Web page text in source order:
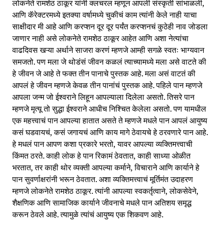
लोकनेते रामशेठ ठाकूर यांनी क्लचरल म्हणून आपली संस्कृती सांभाळली,
आणि कॅरेक्टरमध्ये इतक्या वर्षामध्ये चुकीचं काम त्यांनी केले नाही याचा
साक्षीदार मी आहे आणि करप्शन दूर दूर पर्यंत करप्शनचं कुठेही नाव जोडला
जाणार नाही असे लोकनेते रामशेठ ठाकूर आहेत आणि अशा नेत्यांचा
वाढदिवस खऱ्या अर्थाने साजरा करणं म्हणजे आम्ही सगळे स्वतः भाग्यवान
समजतो. पण मला जे थोडंसं जीवन कळलं त्याच्यामध्ये मला असे वाटते की
हे जीवन जे आहे ते फक्त तीन पानाचे पुस्तक आहे. मला असं वाटतं की
आपलं हे जीवन म्हणजे केवळ तीन पानांचं पुस्तक आहे. पहिले पान म्हणजे
आपला जन्म जो ईश्वराने लिहून आपल्याला दिलेला असतो. तिसरे पान
म्हणजे मृत्यू तो सुद्धा ईश्वराने आधीच निश्चित केलेला असतो. पण यामधील
एक महत्त्वाचं पान आपल्या हातात असते ते म्हणजे मधले पान आपलं आयुष्य
कसं घडवायचं, कसं जगायचं आणि काय मागे ठेवायचे हे ठरवणारे पान आहे.
हे मधलं पान आपण कशा प्रकारे भरतो, यावर आपल्या व्यक्तिमत्त्वाची
किंमत ठरते. काही लोक हे पान रिकामं ठेवतात, काही साध्या ओळीत
भरतात, तर काही थोर व्यक्ती आपल्या कर्माने, विचाराने आणि कार्याने हे
पान सुवर्णाक्षरांनी भरून ठेवतात. अशा व्यक्तिमत्त्वाचं मूर्तिमंत उदाहरण
म्हणजे लोकनेते रामशेठ ठाकूर. त्यांनी आपल्या स्वकर्तृत्वाने, लोकसेवेने,
शैक्षणिक आणि सामाजिक कार्याने जीवनाचे मधले पान अतिशय समृद्ध
करून ठेवले आहे. त्यामुळे त्यांचं आयुष्य एक शिकवण आहे.